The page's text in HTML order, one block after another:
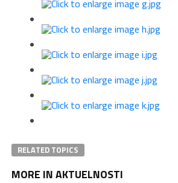
RELATED TOPICS
MORE IN AKTUELNOSTI